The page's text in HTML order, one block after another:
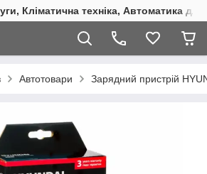
Кліматична техніка, Автоматика
Автотовари Зарядний пристрій